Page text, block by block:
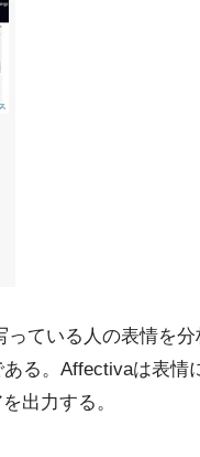
ている人の表情を
る。Affectivaは表情
出力する。